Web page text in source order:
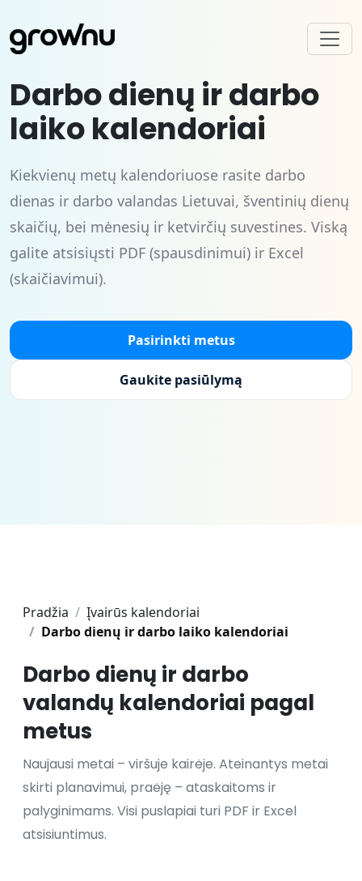
Darbo dienų ir darbo
laiko kalendoriai
Kiekvienų metų kalendoriuose rasite darbo
dienas ir darbo valandas Lietuvai, šventinių dienų
skaičių, bei mėnesių ir ketvirčių suvestines. Viską
galite atsisiųsti PDF (spausdinimui) ir Excel
(skaičiavimui).
Pasirinkti metus
Gaukite pasiūlymą
Pradžia
Įvairūs kalendoriai
Darbo dienų ir darbo laiko kalendoriai
Darbo dienų ir darbo
valandų kalendoriai pagal
metus
Naujausi metai – viršuje kairėje. Ateinantys metai
skirti planavimui, praėję – ataskaitoms ir
palyginimams. Visi puslapiai turi PDF ir Excel
atsisiuntimus.